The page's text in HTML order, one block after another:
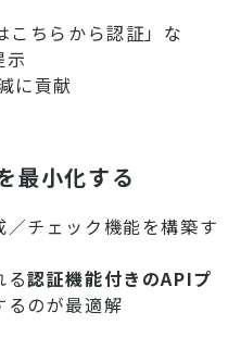
こちらから認証」な
示
に貢献
最小化する
チェック機能を構築す
る認証機能付きのAPIプ
るのが最適解